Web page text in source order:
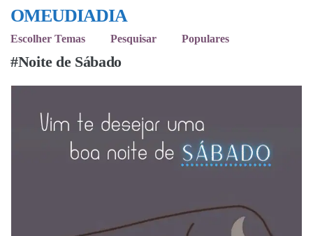
OMEUDIADIA
Escolher Temas Pesquisar Populares
#Noite de Sábado